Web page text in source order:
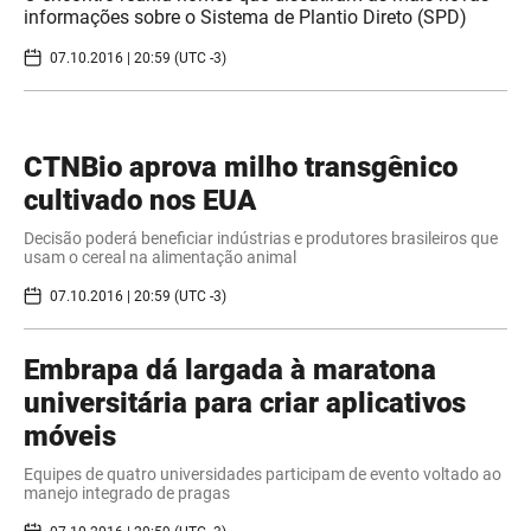
informações sobre o Sistema de Plantio Direto (SPD)
07.10.2016 | 20:59 (UTC -3)
CTNBio aprova milho transgênico
cultivado nos EUA
Decisão poderá beneficiar indústrias e produtores brasileiros que
usam o cereal na alimentação animal
07.10.2016 | 20:59 (UTC -3)
Embrapa dá largada à maratona
universitária para criar aplicativos
móveis
Equipes de quatro universidades participam de evento voltado ao
manejo integrado de pragas